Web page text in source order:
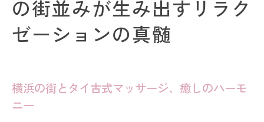
タイ古式マッサージの個別体験を横浜市で味わう
横浜市で実現するタイ古式マッサージの個別アプ
横浜市でのタイ古式マッサージ、個々のニーズに
の街並みが生み出すリラク
ゼーションの真髄
横浜の街とタイ古式マッサージ、癒しのハーモ
ニー